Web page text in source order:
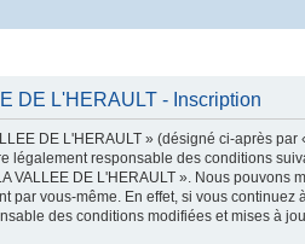
DE L'HERAULT - Inscription
DE L'HERAULT » (désigné ci-après
légalement responsable des conditions
VALLEE DE L'HERAULT ». Nous
vous-même. En effet, si vous
des conditions modifiées et mises à